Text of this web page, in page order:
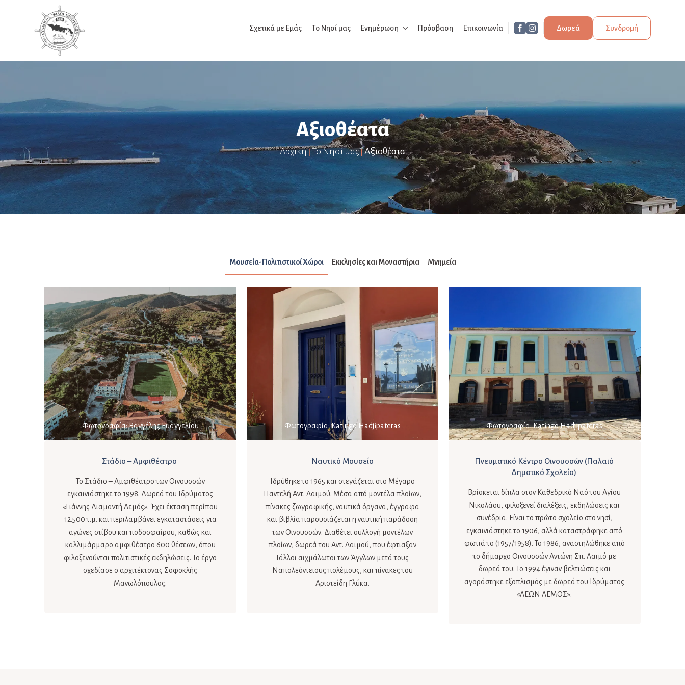
Σχετικά με Εμάς Το Νησί μας Ενημέρωση Πρόσβαση Επικοινωνία Δωρεά Συνδρομή
Αξιοθέατα
Αρχική Το Νησί μας | Αξιοθέατα
Μουσεία-Πολιτιστικοί Χώροι Εκκλησίες και Μοναστήρια Μνημεία
Φωτογραφία: Βαγγέλης Ευαγγελίου
Στάδιο – Αμφιθέατρο
Το Στάδιο – Αμφιθέατρο των Οινουσσών
εγκαινιάστηκε το 1998. Δωρεά του Ιδρύματος
«Γιάννης Διαμαντή Λεμός». Έχει έκταση περίπου
12.500 τ.μ. και περιλαμβάνει εγκαταστάσεις για
αγώνες στίβου και ποδοσφαίρου, καθώς και
καλλιμάρμαρο αμφιθέατρο 600 θέσεων, όπου
φιλοξενούνται πολιτιστικές εκδηλώσεις. Το έργο
σχεδίασε ο αρχιτέκτονας Σοφοκλής
Μανωλόπουλος.
Φωτογραφία: Katingo Hadjipateras
Ναυτικό Μουσείο
Ιδρύθηκε το 1965 και στεγάζεται στο Μέγαρο
Παντελή Αντ. Λαιμού. Μέσα από μοντέλα πλοίων,
πίνακες ζωγραφικής, ναυτικά όργανα, έγγραφα
και βιβλία παρουσιάζεται η ναυτική παράδοση
των Οινουσσών. Διαθέτει συλλογή μοντέλων
πλοίων, δωρεά του Αντ. Λαιμού, που έφτιαξαν
Γάλλοι αιχμάλωτοι των Άγγλων μετά τους
Ναπολεόντειους πολέμους, και πίνακες του
Αριστείδη Γλύκα.
Φωτογραφία: Katingo Hadjipateras
Πνευματικό Κέντρο Οινουσσών (Παλαιό
Δημοτικό Σχολείο)
Βρίσκεται δίπλα στον Καθεδρικό Ναό του Αγίου
Νικολάου, φιλοξενεί διαλέξεις, εκδηλώσεις και
συνέδρια. Είναι το πρώτο σχολείο στο νησί,
εγκαινιάστηκε το 1906, αλλά καταστράφηκε από
φωτιά το (1957/1958). Το 1986, αναστηλώθηκε από
το δήμαρχο Οινουσσών Αντώνη Σπ. Λαιμό με
δωρεά του. Το 1994 έγιναν βελτιώσεις και
αγοράστηκε εξοπλισμός με δωρεά του Ιδρύματος
«ΛΕΩΝ ΛΕΜΟΣ».